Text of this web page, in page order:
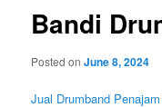
Bandi
Posted onJune 8, 2024
Jual Drumband